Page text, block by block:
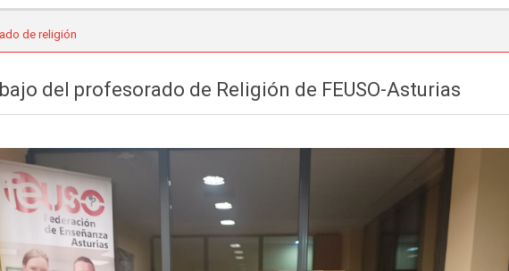
de religión
del profesorado de Religión de FEUSO-Asturias